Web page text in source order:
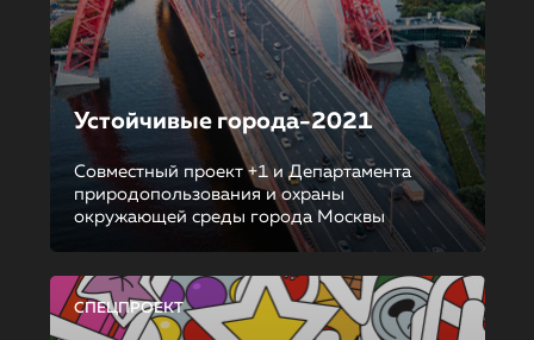
Устойчивые города-2021
Совместный проект +1 и Департамента
природопользования и охраны
окружающей среды города Москвы
СПЕЦПРОЕКТ